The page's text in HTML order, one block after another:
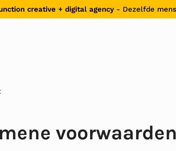
creative + digital agency - Dezelfde